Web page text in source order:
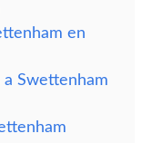
en
a Swettenham